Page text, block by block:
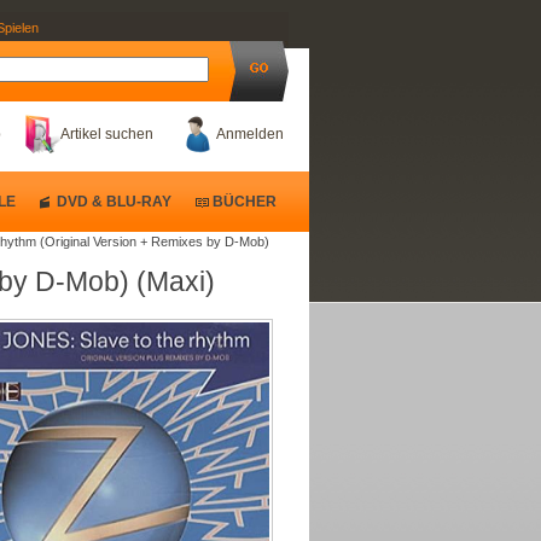
Anmelden
Artikel suchen
(Original Version + Remixes by D-Mob)
DVD & BLU-RAY BÜCHER
D-Mob) (Maxi)